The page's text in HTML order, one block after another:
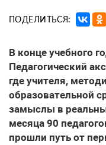
ПОДЕЛИТЬСЯ:
В конце учебного
Педагогический
где учителя,
образовательной
замыслы в
месяца 90
прошли путь от